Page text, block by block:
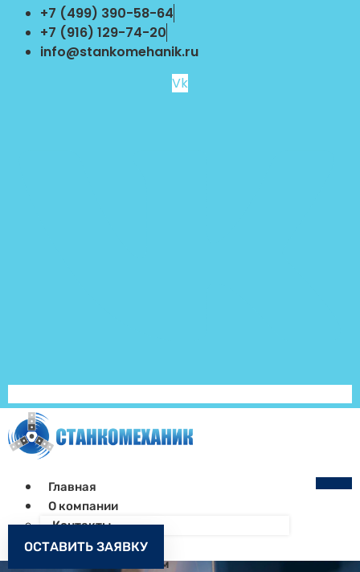
Перейти
содержимому
+7 (499) 390-58-64
+7 (916) 129-74-20
info@stankomehanik.ru
Vk
Главная
О компании
Контакты
Как заказать
Запчасти к станкам
ОСТАВИТЬ ЗАЯВКУ